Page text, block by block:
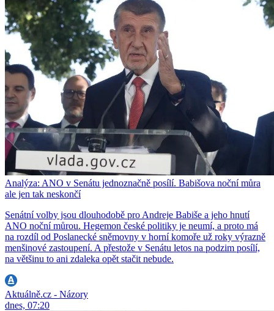
Analýza: ANO v Senátu jednoznačně posílí. Babišova noční můra
ale jen tak neskončí
Senátní volby jsou dlouhodobě pro Andreje Babiše a jeho hnutí
ANO noční můrou. Hegemon české politiky je neumí, a proto má
na rozdíl od Poslanecké sněmovny v horní komoře už roky výrazně
menšinové zastoupení. A přestože v Senátu letos na podzim posílí,
na většinu to ani zdaleka opět stačit nebude.
Aktuálně.cz - Názory
dnes, 07:20